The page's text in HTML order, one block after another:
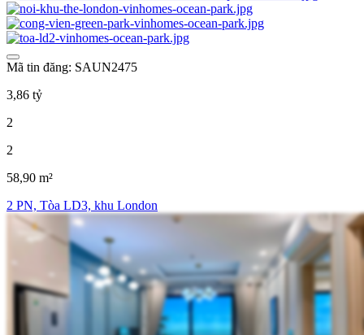
Mã tin đăng: SAUN2475
3,86 tỷ
2
2
58,90 m²
2 PN, Tòa LD3, khu London